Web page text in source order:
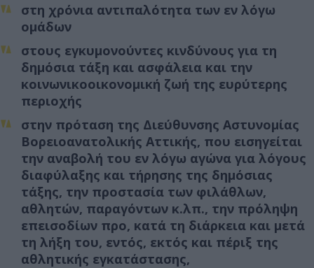
στη χρόνια αντιπαλότητα των εν λόγω
ομάδων
στους εγκυμονούντες κινδύνους για τη
δημόσια τάξη και ασφάλεια και την
κοινωνικοοικονομική ζωή της ευρύτερης
περιοχής
στην πρόταση της Διεύθυνσης Αστυνομίας
Βορειοανατολικής Αττικής, που εισηγείται
την αναβολή του εν λόγω αγώνα για λόγους
διαφύλαξης και τήρησης της δημόσιας
τάξης, την προστασία των φιλάθλων,
αθλητών, παραγόντων κ.λπ., την πρόληψη
επεισοδίων προ, κατά τη διάρκεια και μετά
τη λήξη του, εντός, εκτός και πέριξ της
αθλητικής εγκατάστασης,